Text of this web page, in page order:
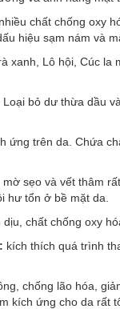
chất chống oxy
hiệu sạm nám và
xanh, Lô hội, Cúc la
Loại bỏ dư thừa dầu
ứng trên da. Chứa
mờ sẹo và vết thâm
hư tổn ở bề mặt da.
chất chống oxy
kích thích quá trình
chống lão hóa,
kích ứng cho da rất